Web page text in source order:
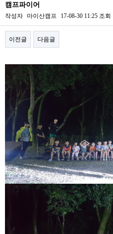
캠프파이어
작성자 마이산캠프 17-08-30 11:25 조회
이전글 다음글
본문